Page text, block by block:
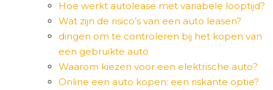
Hoe werkt autolease met variabele looptijd?
Wat zijn de risico’s van een auto leasen?
dingen om te controleren bij het kopen van
een gebruikte auto
Waarom kiezen voor een elektrische auto?
Online een auto kopen: een riskante optie?